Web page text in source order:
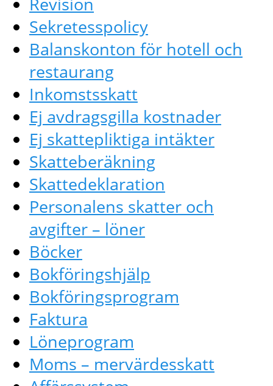
Sekretesspolicy
Balanskonton för hotell och
restaurang
Inkomstsskatt
Ej avdragsgilla kostnader
Ej skattepliktiga intäkter
Skatteberäkning
Skattedeklaration
Personalens skatter och
avgifter – löner
Böcker
Bokföringshjälp
Bokföringsprogram
Faktura
Löneprogram
Moms – mervärdesskatt